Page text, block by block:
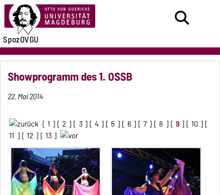
SpozOVGU
Showprogramm des 1. OSSB
22. Mai 2014
[ 1 ] [ 2 ] [ 3 ] [ 4 ] [ 5 ] [ 6 ] [ 7 ] [ 8 ] [ 9 ] [ 10 ] [
11 ] [ 12 ] [ 13 ]